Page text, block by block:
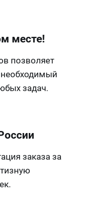
месте!
позволяет
задач.
заказа за